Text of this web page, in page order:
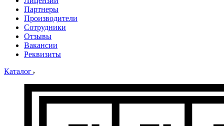
Партнеры
Производители
Сотрудники
Отзывы
Вакансии
Реквизиты
Каталог